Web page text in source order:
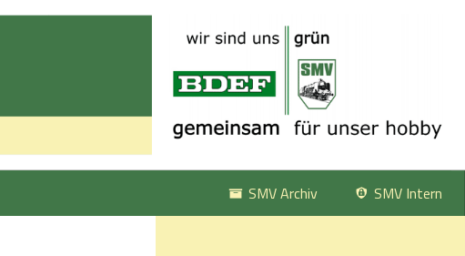
SMV Intern
SMV Archiv